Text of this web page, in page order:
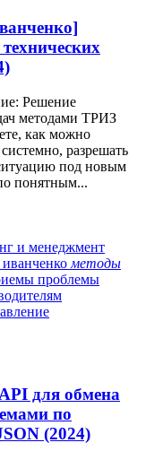
Решение
методами ТРИЗ
как можно
разрешать
под новым
понятным...
и менеджмент
методы
проблемы
для обмена
по
(2024)